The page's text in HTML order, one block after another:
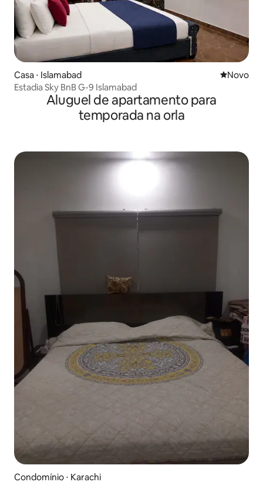
Casa ⋅ Islamabad Novo
Novo
Estadia Sky BnB G-9 Islamabad
Aluguel de apartamento para
temporada na orla
Condomínio ⋅ Karachi